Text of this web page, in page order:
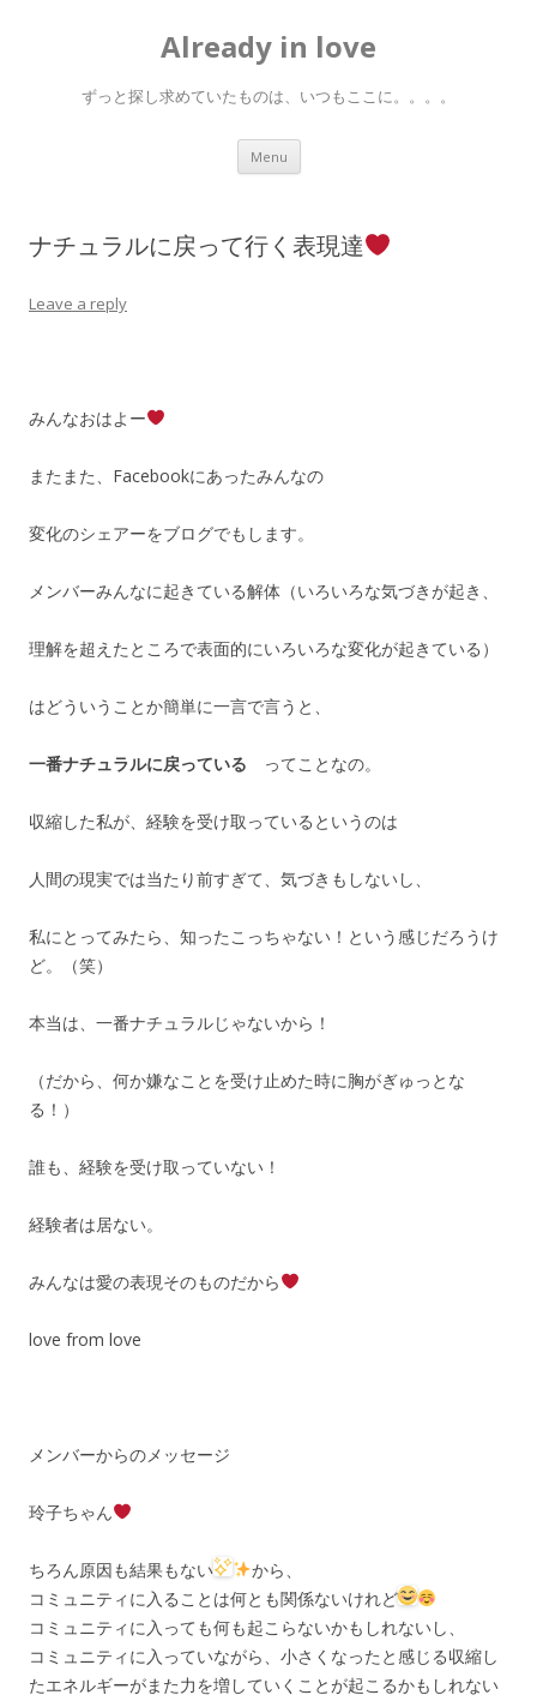
Already in love
ずっと探し求めていたものは、いつもここに。。。。
Menu Skip
content
ナチュラルに戻って行く表現達
Leave a reply
みんなおはよー
またまた、Facebookにあったみんなの
変化のシェアーをブログでもします。
メンバーみんなに起きている解体（いろいろな気づきが起き、
理解を超えたところで表面的にいろいろな変化が起きている）
はどういうことか簡単に一言で言うと、
一番ナチュラルに戻っている ってことなの。
収縮した私が、経験を受け取っているというのは
人間の現実では当たり前すぎて、気づきもしないし、
私にとってみたら、知ったこっちゃない！という感じだろうけ
ど。（笑）
本当は、一番ナチュラルじゃないから！
（だから、何か嫌なことを受け止めた時に胸がぎゅっとな
る！）
誰も、経験を受け取っていない！
経験者は居ない。
みんなは愛の表現そのものだから
love from love
メンバーからのメッセージ
玲子ちゃん
ちろん原因も結果もない
から、
コミュニティに入ることは何とも関係ないけれど
コミュニティに入っても何も起こらないかもしれないし、
コミュニティに入っていながら、小さくなったと感じる収縮し
たエネルギーがまた力を増していくことが起こるかもしれない